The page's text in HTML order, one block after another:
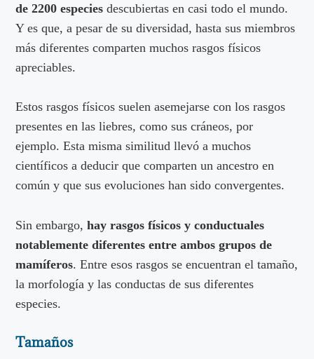
de 2200 especies descubiertas en casi todo el mundo.
Y es que, a pesar de su diversidad, hasta sus miembros
más diferentes comparten muchos rasgos físicos
apreciables.
Estos rasgos físicos suelen asemejarse con los rasgos
presentes en las liebres, como sus cráneos, por
ejemplo. Esta misma similitud llevó a muchos
científicos a deducir que comparten un ancestro en
común y que sus evoluciones han sido convergentes.
Sin embargo,hay rasgos físicos y conductuales
notablemente diferentes entre ambos grupos de
mamíferos. Entre esos rasgos se encuentran el tamaño,
la morfología y las conductas de sus diferentes
especies.
Tamaños